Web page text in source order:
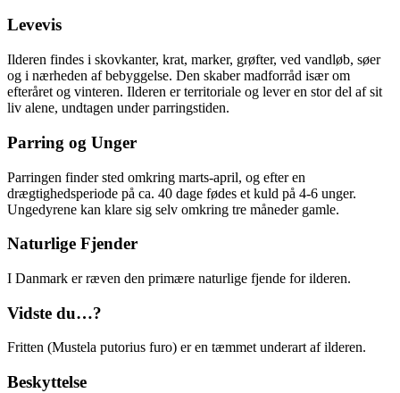
Levevis
Ilderen findes i skovkanter, krat, marker, grøfter, ved vandløb, søer
og i nærheden af bebyggelse. Den skaber madforråd især om
efteråret og vinteren. Ilderen er territoriale og lever en stor del af sit
liv alene, undtagen under parringstiden.
Parring og Unger
Parringen finder sted omkring marts-april, og efter en
drægtighedsperiode på ca. 40 dage fødes et kuld på 4-6 unger.
Ungedyrene kan klare sig selv omkring tre måneder gamle.
Naturlige Fjender
I Danmark er ræven den primære naturlige fjende for ilderen.
Vidste du…?
Fritten (Mustela putorius furo) er en tæmmet underart af ilderen.
Beskyttelse